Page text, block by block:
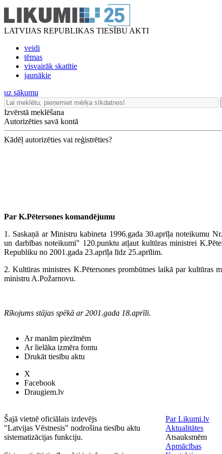
LATVIJAS REPUBLIKAS TIESĪBU AKTI
veidi
tēmas
visvairāk skatītie
jaunākie
uz sākumu
Izvērstā meklēšana
Autorizēties savā kontā
Kādēļ autorizēties vai reģistrēties?
Par K.Pētersones komandējumu
1. Saskaņā ar Ministru kabineta 1996.gada 30.aprīļa noteikumu
un darbības noteikumi" 120.punktu atļaut kultūras ministrei
Republiku no 2001.gada 23.aprīļa līdz 25.aprīlim.
2. Kultūras ministres K.Pētersones prombūtnes laikā par kultūras
ministru A.Požarnovu.
Rīkojums stājas spēkā ar 2001.gada 18.aprīli.
Ar manām piezīmēm
Ar lielāka izmēra fontu
Drukāt tiesību aktu
X
Facebook
Draugiem.lv
Šajā vietnē oficiālais izdevējs
"Latvijas Vēstnesis" nodrošina tiesību aktu
sistematizācijas funkciju.
Par Likumi.lv
Aktualitātes
Atsauksmēm
Apmācības